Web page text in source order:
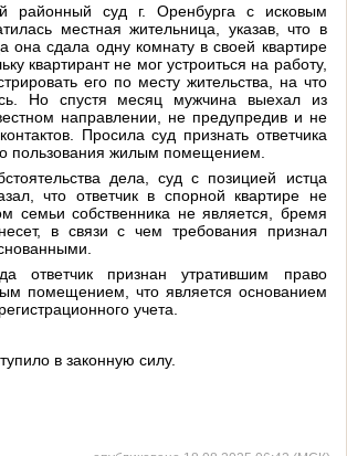
районный суд г. Оренбурга с исковым
местная жительница, указав, что в
она сдала одну комнату в своей квартире
квартирант не мог устроиться на работу,
его по месту жительства, на что
Но спустя месяц мужчина выехал из
направлении, не предупредив и не
Просила суд признать ответчика
пользования жилым помещением.
дела, суд с позицией истца
что ответчик в спорной квартире не
семьи собственника не является, бремя
в связи с чем требования признал
ответчик признан утратившим право
помещением, что является основанием
учета.
в законную силу.